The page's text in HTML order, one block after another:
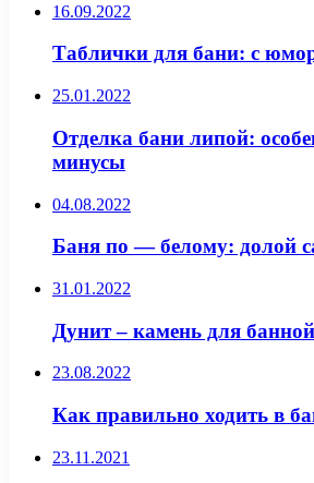
16.09.2022
Таблички для бани: с
25.01.2022
Отделка бани липой:
минусы
04.08.2022
Баня по — белому: долой
31.01.2022
Дунит – камень для
23.08.2022
Как правильно ходить в
23.11.2021